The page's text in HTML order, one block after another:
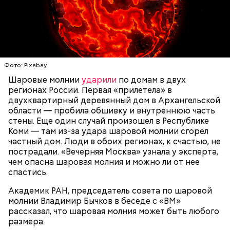
Фото: Pixabay
Шаровые молнииударили по домам в двух
регионах России. Первая «прилетела» в
двухквартирный деревянный дом в Архангельской
области — пробила обшивку и внутреннюю часть
стены. Еще один случай произошел в Республике
Коми — там из-за удара шаровой молнии сгорел
частный дом. Люди в обоих регионах, к счастью, не
пострадали. «Вечерняя Москва» узнала у эксперта,
чем опасна шаровая молния и можно ли от нее
спастись.
Академик РАН, председатель совета по шаровой
молнии Владимир Бычков в беседе с «ВМ»
рассказал, что шаровая молния может быть любого
размера:
— Маленькие — от одного сантиметра, средние —
около 20 сантиметров, а самые большие могут
доходить до нескольких метров. Шаровая молния
проходит и через стекла, даже часто не оставляя
следов. Она как капля стекает, растекается. Может
и в окно влезть, причем в двухметровое.
Сжимается, как воздушный шар, и проходит.
УЧЕНЫЕ МОЛНИИ ПОГОДА
По его словам, солдаты не знали о масштабах
трагедии. Подобных аварий раньше не случалось.
Поэтому он не испытывал страха.
За свою земную жизнь он совершил множество
добрых дел во славу Божию.
скончался в середине IV века. По церковному
преданию, мощи святого сохранились нетленными
и источали чудесное миро, от которого исцелилось
множество людей. В 1087 году мощи Николая
Угодника были перенесены в итальянский город
Бар (Бари), где находятся и поныне.